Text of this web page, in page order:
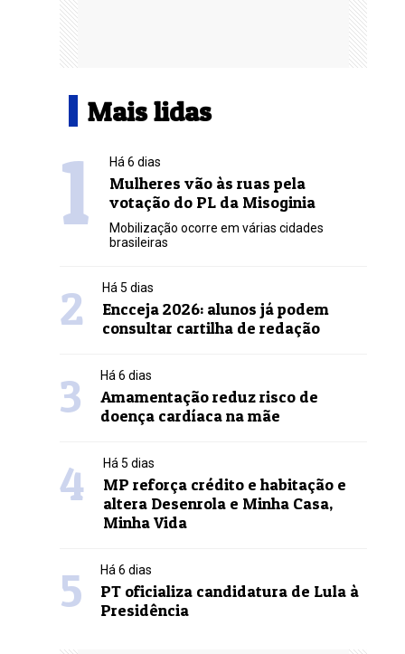
Mais lidas
1 Há 6 dias
Mulheres vão às ruas pela
votação do PL da Misoginia
Mobilização ocorre em várias cidades
brasileiras
2 Há 5 dias
Encceja 2026: alunos já podem
consultar cartilha de redação
3 Há 6 dias
Amamentação reduz risco de
doença cardíaca na mãe
4 Há 5 dias
MP reforça crédito e habitação e
altera Desenrola e Minha Casa,
Minha Vida
5 Há 6 dias
PT oficializa candidatura de Lula à
Presidência